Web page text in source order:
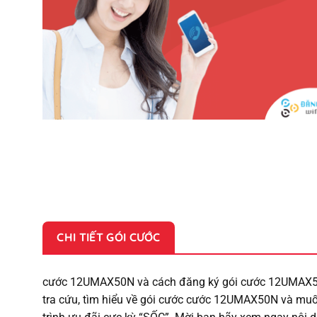
CHI TIẾT GÓI CƯỚC
cước 12UMAX50N và cách đăng ký gói cước
tra cứu, tìm hiểu về gói cước cước 12UMAX50N và